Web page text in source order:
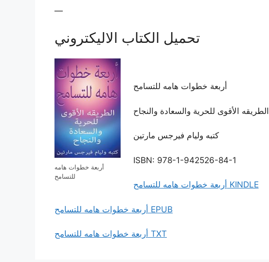
—
تحميل الكتاب الاليكتروني
أربعة خطوات هامه
للتسامح
أربعة خطوات هامه للتسامح
الطريقه الأقوى للحرية والسعادة والنجاح
كتبه وليام فيرجس مارتين
ISBN: 978-1-942526-84-1
أربعة خطوات هامه للتسامح KINDLE
أربعة خطوات هامه للتسامح EPUB
أربعة خطوات هامه للتسامح TXT